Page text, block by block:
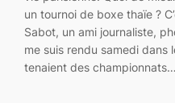
un tournoi de boxe thaïe ?
Sabot, un ami journaliste,
me suis rendu samedi dans
tenaient des championnats…